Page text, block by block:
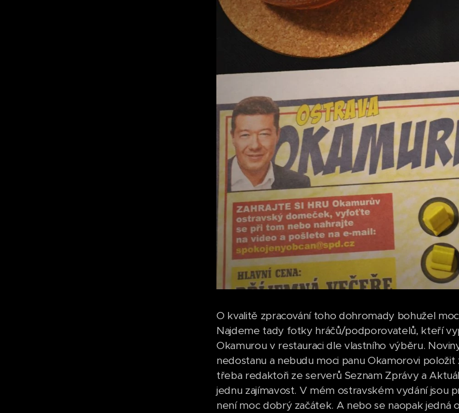
O kvalitě zpracování toho dohromady bohužel
Najdeme tady fotky hráčů/podporovatelů, kteří
Okamurou v restauraci dle vlastního výběru.
nedostanu a nebudu moci panu Okamorovi
třeba redaktoři ze serverů Seznam Zprávy a
jednu zajímavost. V mém ostravském vydání jsou
není moc dobrý začátek. A nebo se naopak jedná